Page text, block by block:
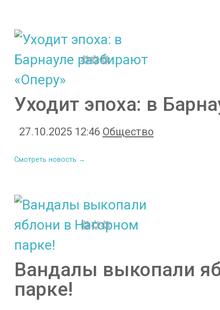
Уходит эпоха: в
27.10.2025 12:46 Общество
Смотреть новость →
Вандалы выкопали
парке!